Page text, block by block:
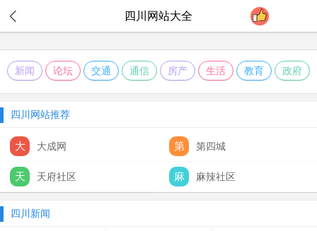
四川 网站大全
新闻 论坛 交通 通信 房产 生活 教育 政府
四川网站推荐
大 大成网 第 第四城
天 天府社区 麻 麻辣社区
四川新闻